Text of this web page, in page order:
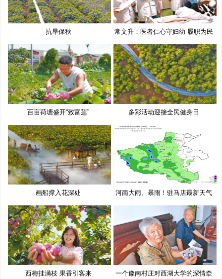
抗旱保秋 常文升：医者仁心守妇幼 履职为民
百亩荷塘盛开“致富莲” 多彩活动迎接全民健身日
画船撑入花深处
河南大雨、暴雨！驻马店最新天气
预
西梅挂满枝 果香引客来 一个豫南村庄对西湖大学的深情牵